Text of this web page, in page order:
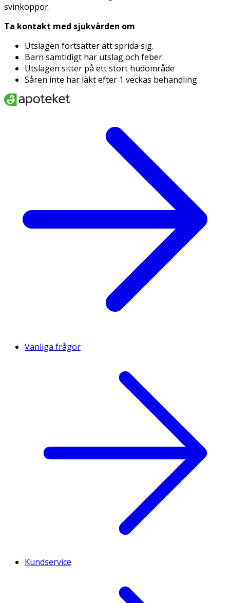
svinkoppor.
Ta kontakt med sjukvården om
Utslagen fortsätter att sprida sig.
Barn samtidigt har utslag och feber.
Utslagen sitter på ett stort hudområde
Såren inte har läkt efter 1 veckas behandling.
Vanliga frågor
Kundservice